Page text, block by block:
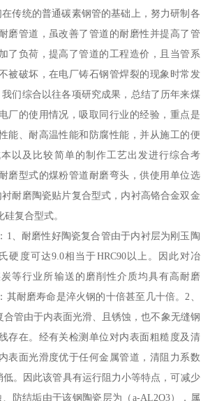
传统的普通碳素钢管的基础上，努力研制各
磨管道，虽改善了管道的耐磨性并提高了管
了负荷，提高了管道的工程造价，且当管系
被破坏，在电厂铸石钢管焊裂的现象时常发
们综合以往各项研究成果，总结了历年来煤
厂的使用情况，吸取同行业的经验，重点是
能、耐高温性能和防腐性能，并从施工的便
以及比较简单的制作工艺出发进行综合考
磨型式的煤粉管道耐磨弯头，供使用单位选
耐磨陶瓷贴片复合型式，内衬高铬合金双金
复合型式。
1、耐磨性好陶瓷复合管由于内衬层为刚玉陶
硬度可达9.0相当于HRC90以上。因此对冶
等行业所输送的磨削性介质均具有高耐磨
其耐磨寿命是淬火钢的十倍甚至几十倍。2、
合管由于内表面光滑、且锈蚀，也不象无缝钢
存在。经有关检测单位对内表面粗糙度及清
表面光滑度优于任何金属管道，清阻力系数
低。因此该管具有运行阻力小等特点，可减少
防结垢由于该钢陶瓷层为（a-AL2O3），属